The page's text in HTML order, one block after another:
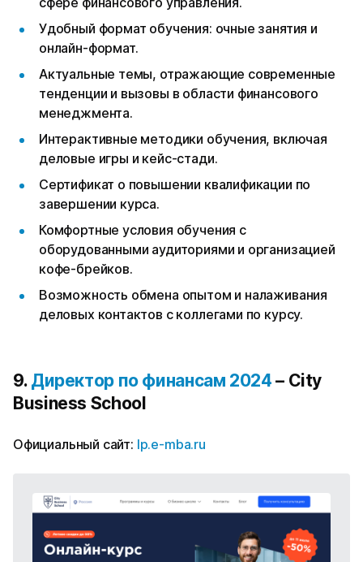
Удобный формат обучения: очные занятия и
онлайн-формат.
Актуальные темы, отражающие современные
тенденции и вызовы в области финансового
менеджмента.
Интерактивные методики обучения, включая
деловые игры и кейс-стади.
Сертификат о повышении квалификации по
завершении курса.
Комфортные условия обучения с
оборудованными аудиториями и организацией
кофе-брейков.
Возможность обмена опытом и налаживания
деловых контактов с коллегами по курсу.
9. Директор по финансам 2024 – City
Business School
Официальный сайт: lp.e-mba.ru